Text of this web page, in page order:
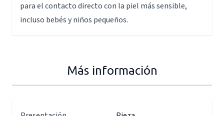
para el contacto directo con la piel más sensible,
incluso bebés y niños pequeños.
Más información